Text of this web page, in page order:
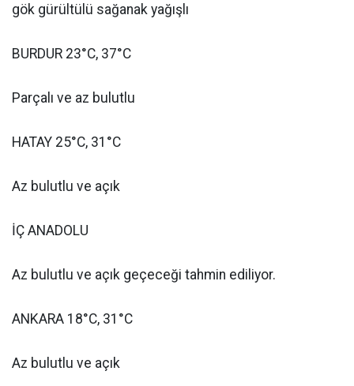
gök gürültülü sağanak yağışlı
BURDUR 23°C, 37°C
Parçalı ve az bulutlu
HATAY 25°C, 31°C
Az bulutlu ve açık
İÇ ANADOLU
Az bulutlu ve açık geçeceği tahmin ediliyor.
ANKARA 18°C, 31°C
Az bulutlu ve açık